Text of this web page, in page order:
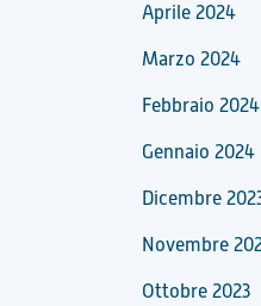
Aprile 2024
Marzo 2024
Febbraio 2024
Gennaio 2024
Dicembre
Novembre
Ottobre 2023